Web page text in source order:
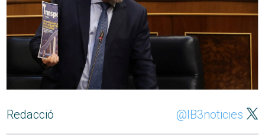
Redacció @IB3noticies